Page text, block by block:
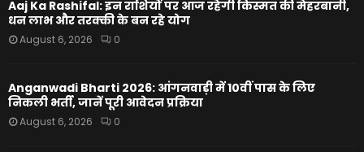
Aaj Ka Rashifal: इन राशियों पर आज रहेगी किस्मत की मेहरबानी,
धन लाभ और तरक्की के बन रहे योग
August 6, 2026 0
Anganwadi Bharti 2026: आंगनवाड़ी में 10वीं पास के लिए
निकली भर्ती, जानें पूरी आवेदन प्रक्रिया
August 6, 2026 0